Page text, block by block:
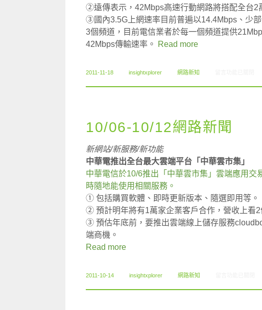
②遠傳表示，42Mbps高速行動網路將搭配全台2
③國內3.5G上網速率目前普遍以14.4Mbps、少
3個頻道，目前電信業者於每一個頻道提供
42Mbps傳輸速率。
Read more
2011-11-18 insightxplorer 網路新知
10/06-10/12網路新聞
新網站/新服務/新功能
中華電推出全台最大雲端平台「中華雲市集」
中華電信於10/6推出「中華雲市集」雲端應用交
時隨地能使用相關服務。
① 包括購買軟體、即時更新版本、隨選即用等。
② 預計明年將有1萬家企業客戶合作，營收上看2
③ 預估年底前，要推出雲端線上儲存服務
端商機。
Read more
2011-10-14 insightxplorer 網路新知